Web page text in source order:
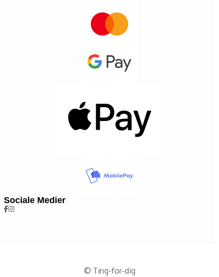
Sociale Medier
© Ting-for-dig